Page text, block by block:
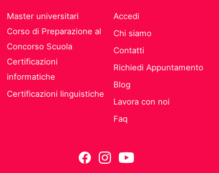
Master universitari
Corso di Preparazione al
Concorso Scuola
Certificazioni
informatiche
Certificazioni linguistiche
Accedi
Chi siamo
Contatti
Richiedi Appuntamento
Blog
Lavora con noi
Faq